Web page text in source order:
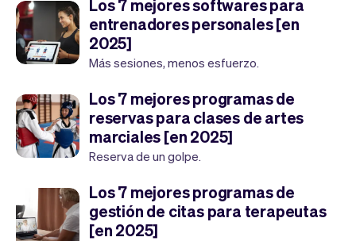
Los 7 mejores softwares para
entrenadores personales [en
2025]
Más sesiones, menos esfuerzo.
Los 7 mejores programas de
reservas para clases de artes
marciales [en 2025]
Reserva de un golpe.
Los 7 mejores programas de
gestión de citas para terapeutas
[en 2025]